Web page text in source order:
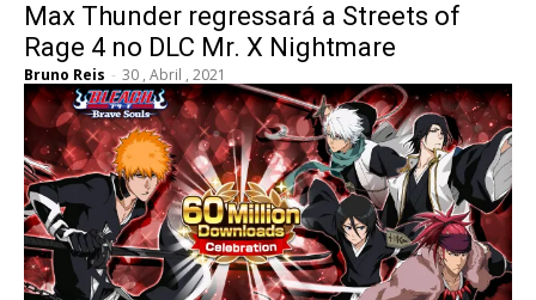
Max Thunder regressará a Streets of
Rage 4 no DLC Mr. X Nightmare
Bruno Reis - 30 , Abril , 2021